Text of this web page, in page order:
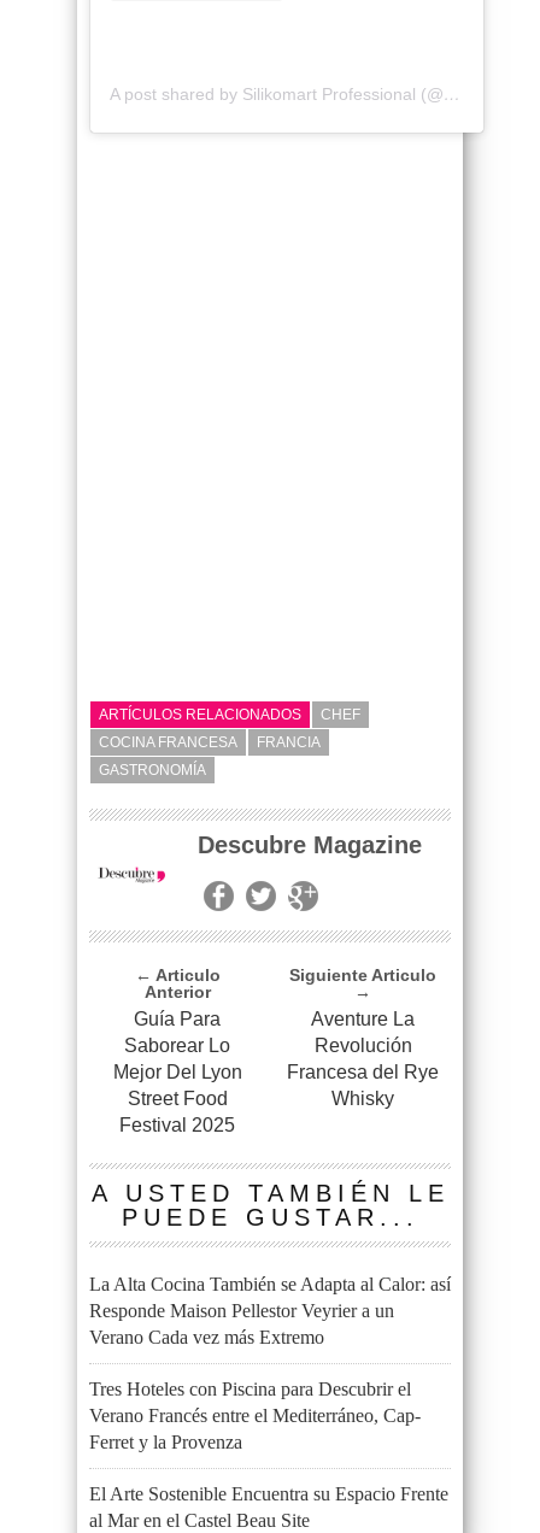
A post shared by Silikomart Professional (@silikomartprofessional)
ARTÍCULOS RELACIONADOS
CHEF
COCINA FRANCESA
FRANCIA
GASTRONOMÍA
Descubre Magazine
← Articulo
Anterior
Guía Para
Saborear Lo
Mejor Del Lyon
Street Food
Festival 2025
Siguiente Articulo
→
Aventure La
Revolución
Francesa del Rye
Whisky
A USTED TAMBIÉN LE
PUEDE GUSTAR...
La Alta Cocina También se Adapta al Calor: así
Responde Maison Pellestor Veyrier a un
Verano Cada vez más Extremo
Tres Hoteles con Piscina para Descubrir el
Verano Francés entre el Mediterráneo, Cap-
Ferret y la Provenza
El Arte Sostenible Encuentra su Espacio Frente
al Mar en el Castel Beau Site